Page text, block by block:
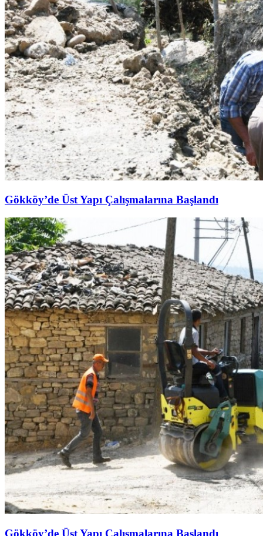
Gökköy’de Üst Yapı Çalışmalarına Başlandı
Gökköy’de Üst Yapı Çalışmalarına Başlandı